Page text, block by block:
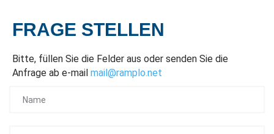
FRAGE STELLEN
Bitte, füllen Sie die Felder aus oder senden Sie die
Anfrage ab e-mail mail@ramplo.net